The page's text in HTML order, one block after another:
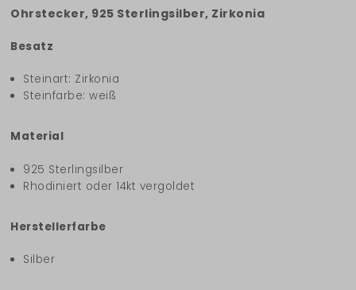
Ohrstecker, 925 Sterlingsilber, Zirkonia
Besatz
Steinart: Zirkonia
Steinfarbe: weiß
Material
925 Sterlingsilber
Rhodiniert oder 14kt vergoldet
Herstellerfarbe
Silber